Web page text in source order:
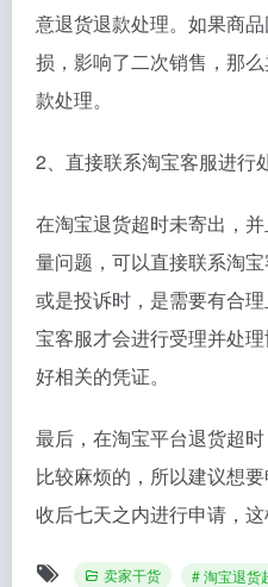
意退货退款处理。如果商
损，影响了二次销售，那
款处理。
2、直接联系淘宝客服进行
在淘宝退货超时未寄出，
量问题，可以直接联系淘
或是投诉时，是需要有合
宝客服才会进行受理并处
好相关的凭证。
最后，在淘宝平台退货超
比较麻烦的，所以建议想
收后七天之内进行申请，这
卖家干货
# 淘宝退货